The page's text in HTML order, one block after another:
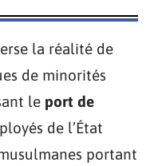
la réalité de
de minorités
le port de
de l’État
portant